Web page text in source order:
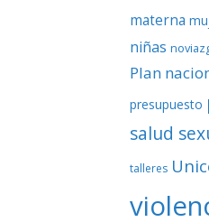
materna
niñas
Plan
presupuesto
salud
talleres